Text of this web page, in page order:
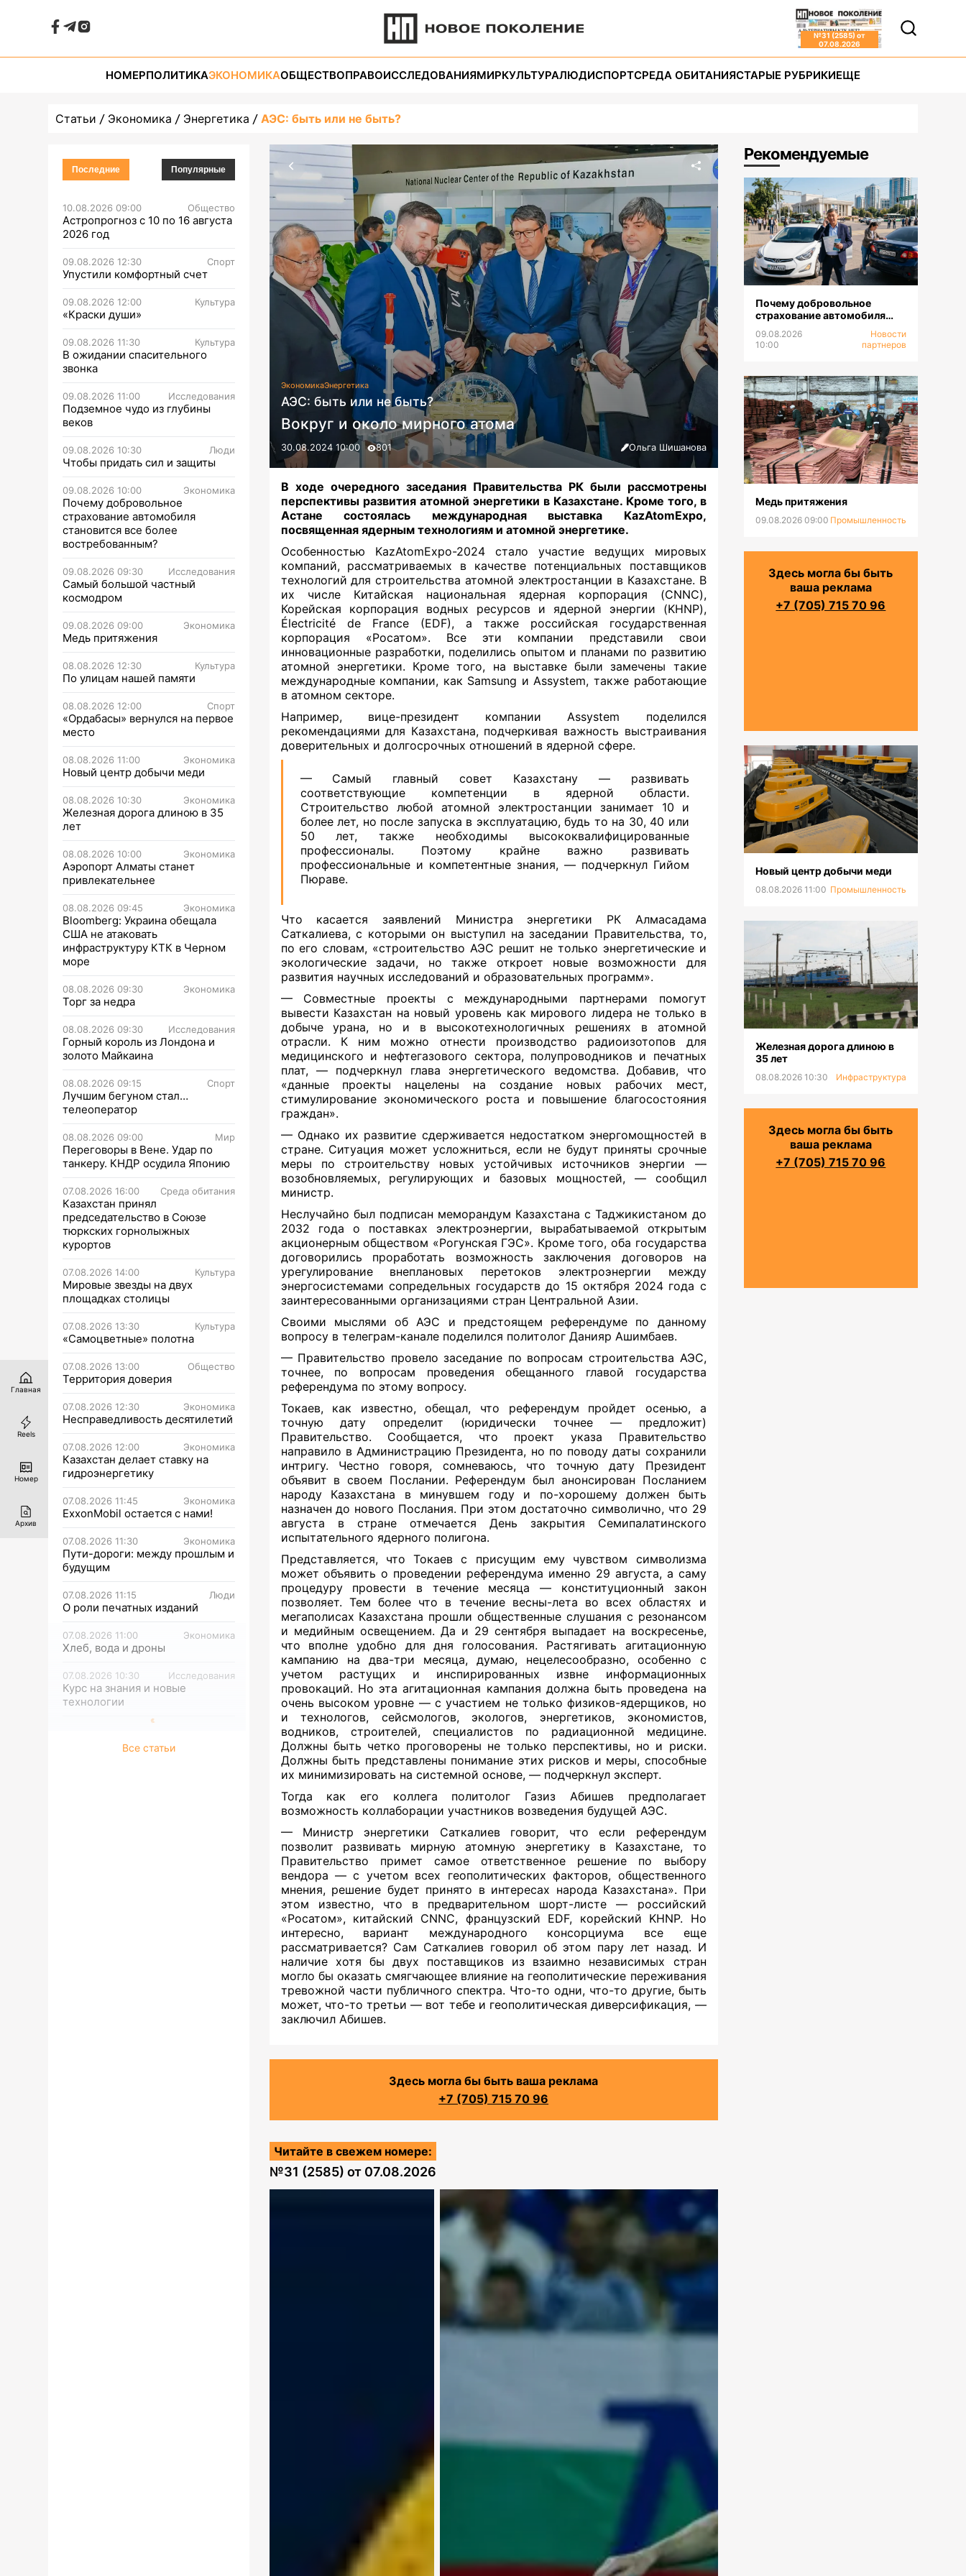
№31 (2585) от
07.08.2026
НОМЕРПОЛИТИКАЭКОНОМИКАОБЩЕСТВОПРАВОИССЛЕДОВАНИЯМИРКУЛЬТУРАЛЮДИСПОРТСРЕДА ОБИТАНИЯСТАРЫЕ РУБРИКИЕЩЕ
Статьи Экономика Энергетика АЭС: быть или не быть?
Последние Популярные
10.08.2026 09:00 Общество
Астропрогноз с 10 по 16 августа
2026 год
09.08.2026 12:30 Спорт
Упустили комфортный счет
09.08.2026 12:00 Культура
«Краски души»
09.08.2026 11:30 Культура
В ожидании спасительного
звонка
09.08.2026 11:00 Исследования
Подземное чудо из глубины
веков
09.08.2026 10:30 Люди
Чтобы придать сил и защиты
09.08.2026 10:00 Экономика
Почему добровольное
страхование автомобиля
становится все более
востребованным?
09.08.2026 09:30 Исследования
Самый большой частный
космодром
09.08.2026 09:00 Экономика
Медь притяжения
08.08.2026 12:30 Культура
По улицам нашей памяти
08.08.2026 12:00 Спорт
«Ордабасы» вернулся на первое
место
08.08.2026 11:00 Экономика
Новый центр добычи меди
08.08.2026 10:30 Экономика
Железная дорога длиною в 35
лет
08.08.2026 10:00 Экономика
Аэропорт Алматы станет
привлекательнее
08.08.2026 09:45 Экономика
Bloomberg: Украина обещала
США не атаковать
инфраструктуру КТК в Черном
море
08.08.2026 09:30 Экономика
Торг за недра
08.08.2026 09:30 Исследования
Горный король из Лондона и
золото Майкаина
08.08.2026 09:15 Спорт
Лучшим бегуном стал…
телеоператор
08.08.2026 09:00 Мир
Переговоры в Вене. Удар по
танкеру. КНДР осудила Японию
07.08.2026 16:00 Среда обитания
Казахстан принял
председательство в Союзе
тюркских горнолыжных
курортов
07.08.2026 14:00 Культура
Мировые звезды на двух
площадках столицы
07.08.2026 13:30 Культура
«Самоцветные» полотна
07.08.2026 13:00 Общество
Территория доверия
07.08.2026 12:30 Экономика
Несправедливость десятилетий
07.08.2026 12:00 Экономика
Казахстан делает ставку на
гидроэнергетику
07.08.2026 11:45 Экономика
ExxonMobil остается с нами!
07.08.2026 11:30 Экономика
Пути-дороги: между прошлым и
будущим
07.08.2026 11:15 Люди
О роли печатных изданий
07.08.2026 11:00 Экономика
Хлеб, вода и дроны
07.08.2026 10:30 Исследования
Курс на знания и новые
технологии
Все статьи
ЭкономикаЭнергетика
АЭС: быть или не быть?
Вокруг и около мирного атома
30.08.2024 10:00 801 Ольга Шишанова
В ходе очередного заседания Правительства РК были рассмотрены
перспективы развития атомной энергетики в Казахстане. Кроме того, в
Астане состоялась международная выставка KazAtomExpo,
посвященная ядерным технологиям и атомной энергетике.
Особенностью KazAtomExpo-2024 стало участие ведущих мировых
компаний, рассматриваемых в качестве потенциальных поставщиков
технологий для строительства атомной электростанции в Казахстане. В
их числе Китайская национальная ядерная корпорация (CNNC),
Корейская корпорация водных ресурсов и ядерной энергии (KHNP),
Électricité de France (EDF), а также российская государственная
корпорация «Росатом». Все эти компании представили свои
инновационные разработки, поделились опытом и планами по развитию
атомной энергетики. Кроме того, на выставке были замечены такие
международные компании, как Samsung и Assystem, также работающие
в атомном секторе.
Например, вице-президент компании Assystem поделился
рекомендациями для Казахстана, подчеркивая важность выстраивания
доверительных и долгосрочных отношений в ядерной сфере.
— Самый главный совет Казахстану — развивать
соответствующие компетенции в ядерной области.
Строительство любой атомной электростанции занимает 10 и
более лет, но после запуска в эксплуатацию, будь то на 30, 40 или
50 лет, также необходимы высококвалифицированные
профессионалы. Поэтому крайне важно развивать
профессиональные и компетентные знания, — подчеркнул Гийом
Пюраве.
Что касается заявлений Министра энергетики РК Алмасадама
Саткалиева, с которыми он выступил на заседании Правительства, то,
по его словам, «строительство АЭС решит не только энергетические и
экологические задачи, но также откроет новые возможности для
развития научных исследований и образовательных программ».
— Совместные проекты с международными партнерами помогут
вывести Казахстан на новый уровень как мирового лидера не только в
добыче урана, но и в высокотехнологичных решениях в атомной
отрасли. К ним можно отнести производство радиоизотопов для
медицинского и нефтегазового сектора, полупроводников и печатных
плат, — подчеркнул глава энергетического ведомства. Добавив, что
«данные проекты нацелены на создание новых рабочих мест,
стимулирование экономического роста и повышение благосостояния
граждан».
— Однако их развитие сдерживается недостатком энергомощностей в
стране. Ситуация может усложниться, если не будут приняты срочные
меры по строительству новых устойчивых источников энергии —
возобновляемых, регулирующих и базовых мощностей, — сообщил
министр.
Неслучайно был подписан меморандум Казахстана с Таджикистаном до
2032 года о поставках электроэнергии, вырабатываемой открытым
акционерным обществом «Рогунская ГЭС». Кроме того, оба государства
договорились проработать возможность заключения договоров на
урегулирование внеплановых перетоков электроэнергии между
энергосистемами сопредельных государств до 15 октября 2024 года с
заинтересованными организациями стран Центральной Азии.
Своими мыслями об АЭС и предстоящем референдуме по данному
вопросу в телеграм-канале поделился политолог Данияр Ашимбаев.
— Правительство провело заседание по вопросам строительства АЭС,
точнее, по вопросам проведения обещанного главой государства
референдума по этому вопросу.
Токаев, как известно, обещал, что референдум пройдет осенью, а
точную дату определит (юридически точнее — предложит)
Правительство. Сообщается, что проект указа Правительство
направило в Администрацию Президента, но по поводу даты сохранили
интригу. Честно говоря, сомневаюсь, что точную дату Президент
объявит в своем Послании. Референдум был анонсирован Посланием
народу Казахстана в минувшем году и по-хорошему должен быть
назначен до нового Послания. При этом достаточно символично, что 29
августа в стране отмечается День закрытия Семипалатинского
испытательного ядерного полигона.
Представляется, что Токаев с присущим ему чувством символизма
может объявить о проведении референдума именно 29 августа, а саму
процедуру провести в течение месяца — конституционный закон
позволяет. Тем более что в течение весны-лета во всех областях и
мегаполисах Казахстана прошли общественные слушания с резонансом
и медийным освещением. Да и 29 сентября выпадает на воскресенье,
что вполне удобно для дня голосования. Растягивать агитационную
кампанию на два-три месяца, думаю, нецелесообразно, особенно с
учетом растущих и инспирированных извне информационных
провокаций. Но эта агитационная кампания должна быть проведена на
очень высоком уровне — с участием не только физиков-ядерщиков, но
и технологов, сейсмологов, экологов, энергетиков, экономистов,
водников, строителей, специалистов по радиационной медицине.
Должны быть четко проговорены не только перспективы, но и риски.
Должны быть представлены понимание этих рисков и меры, способные
их минимизировать на системной основе, — подчеркнул эксперт.
Тогда как его коллега политолог Газиз Абишев предполагает
возможность коллаборации участников возведения будущей АЭС.
— Министр энергетики Саткалиев говорит, что если референдум
позволит развивать мирную атомную энергетику в Казахстане, то
Правительство примет самое ответственное решение по выбору
вендора — с учетом всех геополитических факторов, общественного
мнения, решение будет принято в интересах народа Казахстана». При
этом известно, что в предварительном шорт-листе — российский
«Росатом», китайский CNNC, французский EDF, корейский KHNP. Но
интересно, вариант международного консорциума все еще
рассматривается? Сам Саткалиев говорил об этом пару лет назад. И
наличие хотя бы двух поставщиков из взаимно независимых стран
могло бы оказать смягчающее влияние на геополитические переживания
тревожной части публичного спектра. Что-то одни, что-то другие, быть
может, что-то третьи — вот тебе и геополитическая диверсификация, —
заключил Абишев.
Здесь могла бы быть ваша реклама
+7 (705) 715 70 96
Читайте в свежем номере:
№31 (2585) от 07.08.2026
Рекомендуемые
Почему добровольное
страхование автомобиля
востребованным?
09.08.2026
10:00
Новости
партнеров
Медь притяжения
09.08.2026 09:00 Промышленность
Здесь могла бы быть
ваша реклама
+7 (705) 715 70 96
Новый центр добычи меди
08.08.2026 11:00 Промышленность
Железная дорога длиною в
35 лет
08.08.2026 10:30 Инфраструктура
Здесь могла бы быть
ваша реклама
+7 (705) 715 70 96
Главная
Reels
Номер
Архив